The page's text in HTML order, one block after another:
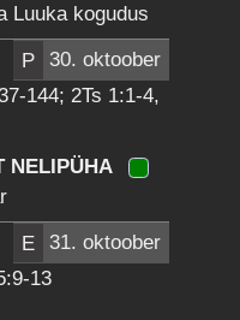
Luuka kogudus
P
30. oktoober
144; 2Ts 1:1-4,
NELIPÜHA
E
31. oktoober
13